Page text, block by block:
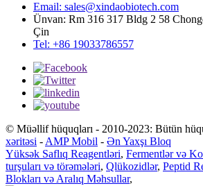
Email: sales@xindaobiotech.com
Ünvan: Rm 316 317 Bldg 2 58
Çin
Tel: +86 19033786557
© Müəllif hüquqları - 2010-2023: Bütün
xəritəsi - AMP Mobil - Ən Yaxşı Bloq
Yüksək Saflıq Reagentləri, Fermentlər və
turşuları və törəmələri, Qlükozidlər, Peptid
Blokları və Aralıq Məhsullar,